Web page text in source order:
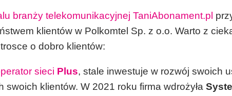
branży telekomunikacyjnej TaniAbonament.pl
klientów w Polkomtel Sp. z o.o. Warto z
o dobro klientów:
sieci Plus, stale inwestuje w rozwój swoich
swoich klientów. W 2021 roku firma wdrożyła